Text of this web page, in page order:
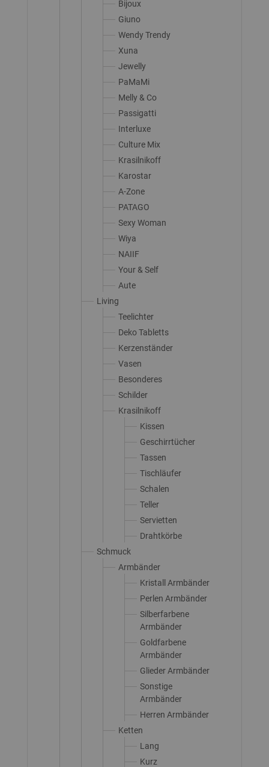
Bijoux
Giuno
Wendy Trendy
Xuna
Jewelly
PaMaMi
Melly & Co
Passigatti
Interluxe
Culture Mix
Krasilnikoff
Karostar
A-Zone
PATAGO
Sexy Woman
Wiya
NAIIF
Your & Self
Aute
Living
Teelichter
Deko Tabletts
Kerzenständer
Vasen
Besonderes
Schilder
Krasilnikoff
Kissen
Geschirrtücher
Tassen
Tischläufer
Schalen
Teller
Servietten
Drahtkörbe
Schmuck
Armbänder
Kristall Armbänder
Perlen Armbänder
Silberfarbene
Armbänder
Goldfarbene
Armbänder
Glieder Armbänder
Sonstige
Armbänder
Herren Armbänder
Ketten
Lang
Kurz